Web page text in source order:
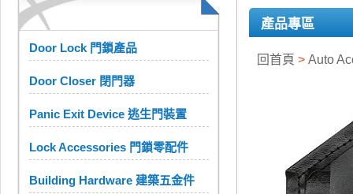
Door Lock 門鎖產品
Door Closer 閉門器
Panic Exit Device 逃生門裝置
Lock Accessories 門鎖零配件
Building Hardware 建築五金件
產品專區
回首頁 > Auto